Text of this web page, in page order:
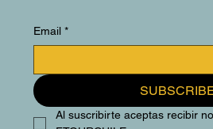
Email *
Al suscribirte aceptas recibir